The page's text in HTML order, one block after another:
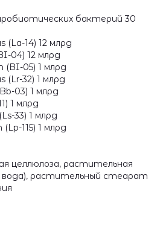
бактерий 30
(La-14) 12 млрд
04) 12 млрд
(BI-05) 1 млрд
(Lr-32) 1 млрд
03) 1 млрд
1 млрд
33) 1 млрд
115) 1 млрд
целлюлоза, растительная
вода), растительный стеарат